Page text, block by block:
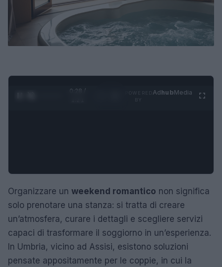
0:29 /
AdhubMedia
Organizzare un weekend romantico non significa
solo prenotare una stanza: si tratta di creare
un’atmosfera, curare i dettagli e scegliere servizi
capaci di trasformare il soggiorno in un’esperienza.
In Umbria, vicino ad Assisi, esistono soluzioni
pensate appositamente per le coppie, in cui la